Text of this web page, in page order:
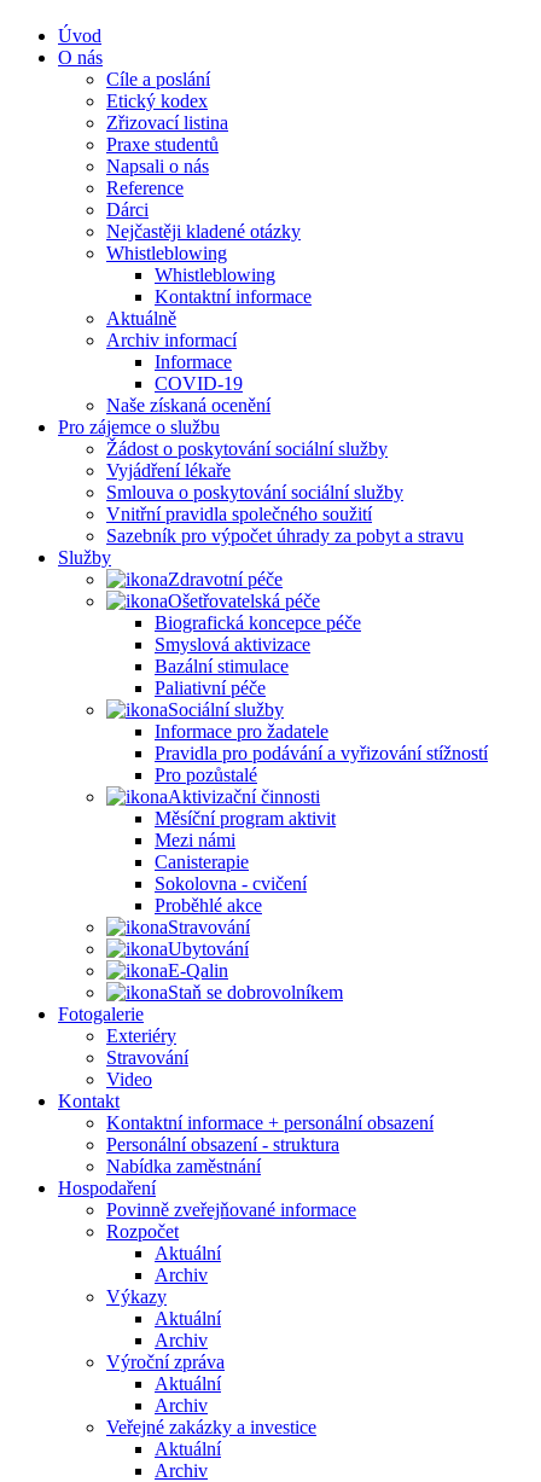
Úvod
O nás
Cíle a poslání
Etický kodex
Zřizovací listina
Praxe studentů
Napsali o nás
Reference
Dárci
Nejčastěji kladené otázky
Whistleblowing
Whistleblowing
Kontaktní informace
Aktuálně
Archiv informací
Informace
COVID-19
Naše získaná ocenění
Pro zájemce o službu
Žádost o poskytování sociální služby
Vyjádření lékaře
Smlouva o poskytování sociální služby
Vnitřní pravidla společného soužití
Sazebník pro výpočet úhrady za pobyt a stravu
Služby
Zdravotní péče
Ošetřovatelská péče
Biografická koncepce péče
Smyslová aktivizace
Bazální stimulace
Paliativní péče
Sociální služby
Informace pro žadatele
Pravidla pro podávání a vyřizování stížností
Pro pozůstalé
Aktivizační činnosti
Měsíční program aktivit
Mezi námi
Canisterapie
Sokolovna - cvičení
Proběhlé akce
Stravování
Ubytování
E-Qalin
Staň se dobrovolníkem
Fotogalerie
Exteriéry
Stravování
Video
Kontakt
Kontaktní informace + personální obsazení
Personální obsazení - struktura
Nabídka zaměstnání
Hospodaření
Povinně zveřejňované informace
Rozpočet
Aktuální
Archiv
Výkazy
Aktuální
Archiv
Výroční zpráva
Aktuální
Archiv
Veřejné zakázky a investice
Aktuální
Archiv